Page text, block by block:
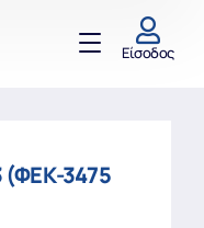
Είσοδος
3475